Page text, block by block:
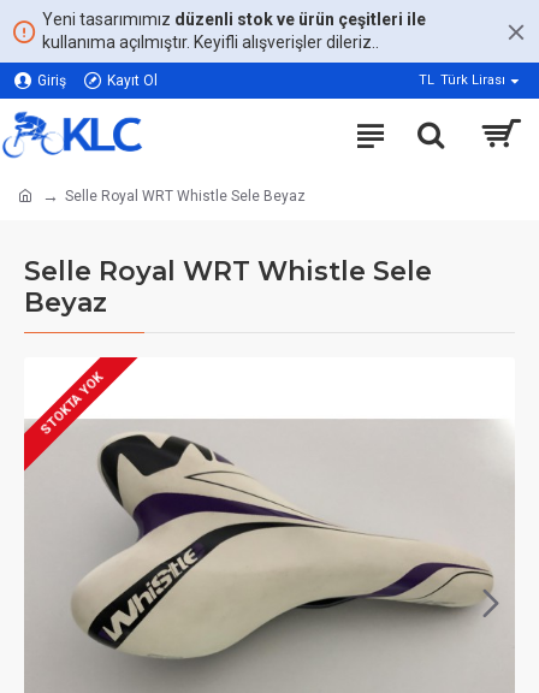
Yeni tasarımımız düzenli stok ve ürün çeşitleri ile
kullanıma açılmıştır. Keyifli alışverişler dileriz..
Giriş Kayıt Ol TL Türk Lirası
Selle Royal WRT Whistle Sele Beyaz
Selle Royal WRT Whistle Sele
Beyaz
STOKTA YOK